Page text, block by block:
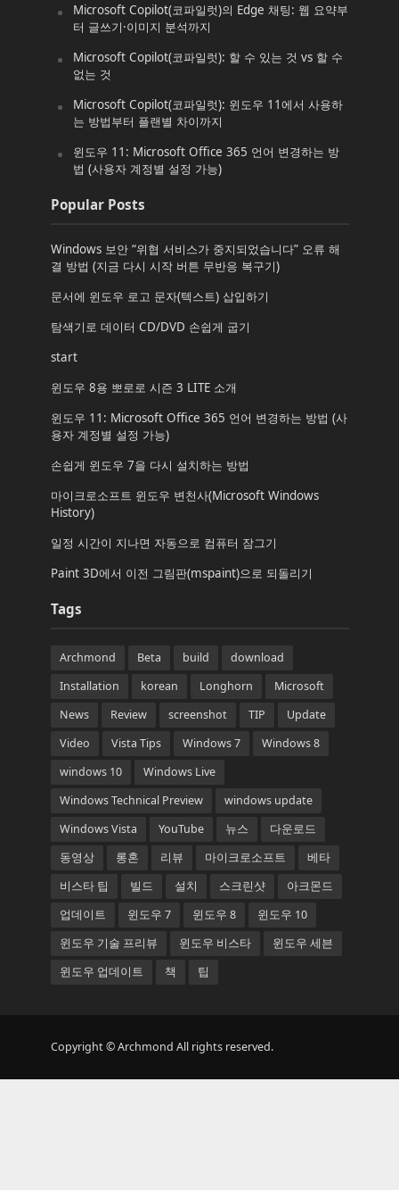
Microsoft Copilot(코파일럿)의 Edge 채팅: 웹 요약부
터 글쓰기·이미지 분석까지
Microsoft Copilot(코파일럿): 할 수 있는 것 vs 할 수
없는 것
Microsoft Copilot(코파일럿): 윈도우 11에서 사용하
는 방법부터 플랜별 차이까지
윈도우 11: Microsoft Office 365 언어 변경하는 방
법 (사용자 계정별 설정 가능)
Popular Posts
Windows 보안 “위협 서비스가 중지되었습니다” 오류 해
결 방법 (지금 다시 시작 버튼 무반응 복구기)
문서에 윈도우 로고 문자(텍스트) 삽입하기
탐색기로 데이터 CD/DVD 손쉽게 굽기
start
윈도우 8용 뽀로로 시즌 3 LITE 소개
윈도우 11: Microsoft Office 365 언어 변경하는 방법 (사
용자 계정별 설정 가능)
손쉽게 윈도우 7을 다시 설치하는 방법
마이크로소프트 윈도우 변천사(Microsoft Windows
History)
일정 시간이 지나면 자동으로 컴퓨터 잠그기
Paint 3D에서 이전 그림판(mspaint)으로 되돌리기
Tags
Archmond Beta build
download
Installation
korean Longhorn
Microsoft
News
Review screenshot TIP
Update
Video
Vista Tips Windows 7
Windows 8
windows 10
Windows Live
Windows Technical Preview
windows update
Windows Vista
YouTube 뉴스
다운로드
동영상
롱혼 리뷰 마이크로소프트
베타
비스타 팁
빌드 설치 스크린샷
아크몬드
업데이트
윈도우 7 윈도우 8
윈도우 10
윈도우 기술 프리뷰
윈도우 비스타
윈도우 세븐
윈도우 업데이트
책 팁
Copyright © Archmond All rights reserved.